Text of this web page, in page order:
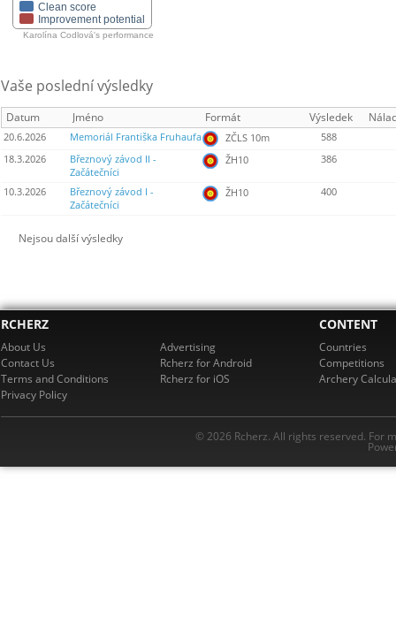
Clean score
Improvement potential
Karolína Codlová's performance
Vaše poslední výsledky
Datum Jméno Formát Výsledek
20.6.2026 Memoriál Františka Fruhaufa ZČLS 10m
588
18.3.2026
Březnový závod II -
Začátečníci
ŽH10 386
10.3.2026
Březnový závod I -
Začátečníci
ŽH10 400
Nejsou další výsledky
RCHERZ
About Us
Contact Us
Terms and Conditions
Privacy Policy
Advertising
Rcherz for Android
Rcherz for iOS
CONTENT
Countries
Competitions
Archery
© 2026 Rcherz. All rights reserved. For